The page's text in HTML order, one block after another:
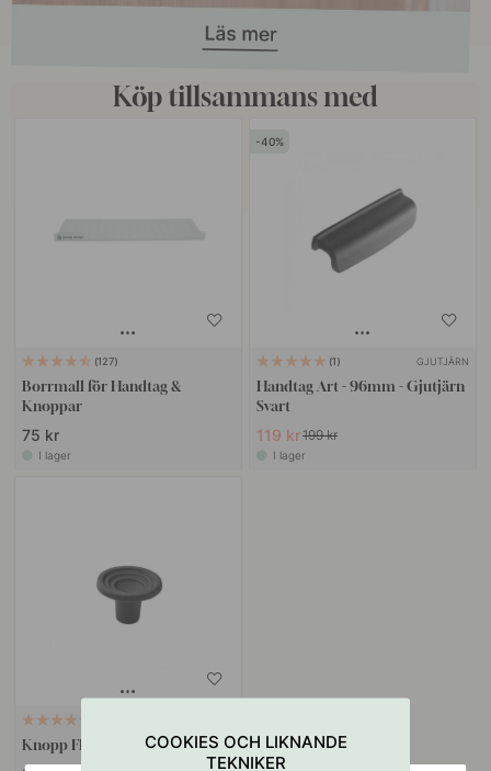
Köp tillsammans med
127
Borrmall för Handtag &
Knoppar
75 kr
I lager
40
1 GJUTJÄRN
Handtag Art - 96mm - Gjutjärn
Svart
119 kr199 kr
I lager
Knopp Fleur - Gjutjärn SvartCOOKIES OCH LIKNANDE
TEKNIKER